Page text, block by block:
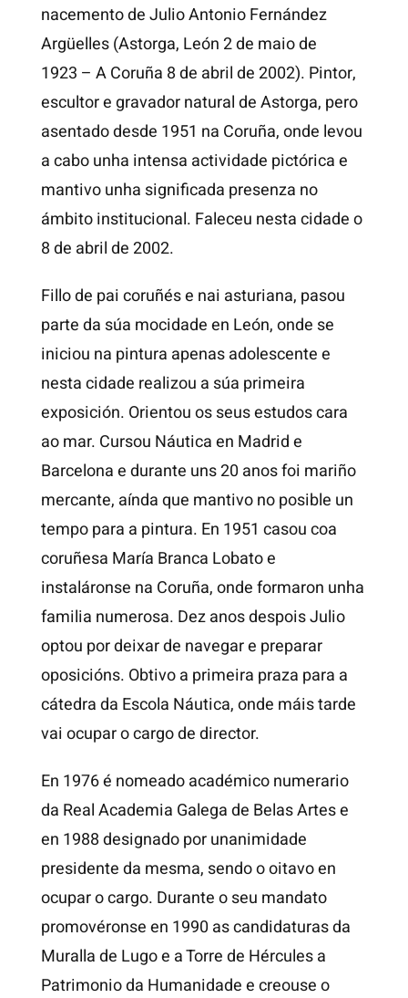
nacemento de Julio Antonio Fernández
Argüelles (Astorga, León 2 de maio de
1923 – A Coruña 8 de abril de 2002). Pintor,
escultor e gravador natural de Astorga, pero
asentado desde 1951 na Coruña, onde levou
a cabo unha intensa actividade pictórica e
mantivo unha significada presenza no
ámbito institucional. Faleceu nesta cidade o
8 de abril de 2002.
Fillo de pai coruñés e nai asturiana, pasou
parte da súa mocidade en León, onde se
iniciou na pintura apenas adolescente e
nesta cidade realizou a súa primeira
exposición. Orientou os seus estudos cara
ao mar. Cursou Náutica en Madrid e
Barcelona e durante uns 20 anos foi mariño
mercante, aínda que mantivo no posible un
tempo para a pintura. En 1951 casou coa
coruñesa María Branca Lobato e
instaláronse na Coruña, onde formaron unha
familia numerosa. Dez anos despois Julio
optou por deixar de navegar e preparar
oposicións. Obtivo a primeira praza para a
cátedra da Escola Náutica, onde máis tarde
vai ocupar o cargo de director.
En 1976 é nomeado académico numerario
da Real Academia Galega de Belas Artes e
en 1988 designado por unanimidade
presidente da mesma, sendo o oitavo en
ocupar o cargo. Durante o seu mandato
promovéronse en 1990 as candidaturas da
Muralla de Lugo e a Torre de Hércules a
Patrimonio da Humanidade e creouse o